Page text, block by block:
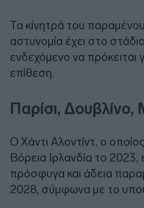
Τα κίνητρά του
αστυνομία έχει στο
ενδεχόμενο να πρόκειται
επίθεση.
Παρίσι,
Ο Χάντι Αλοντίντ, ο
Βόρεια Ιρλανδία το 2023,
πρόσφυγα και άδεια
2028, σύμφωνα με το